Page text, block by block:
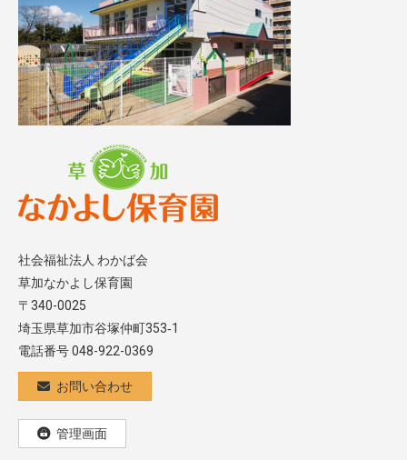
社会福祉法人 わかば会
草加なかよし保育園
〒340-0025
埼玉県草加市谷塚仲町353‐1
電話番号 048-922-0369
お問い合わせ
管理画面